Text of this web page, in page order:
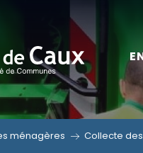
ménagères Collecte